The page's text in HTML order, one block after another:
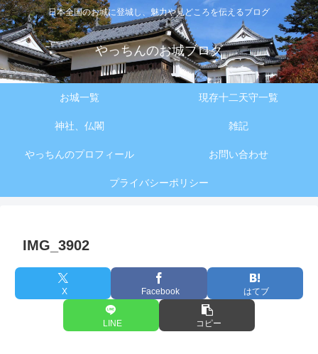
日本全国のお城に登城し、魅力や見どころを伝えるブログ
やっちんのお城ブログ
お城一覧 現存十二天守一覧
神社、仏閣 雑記
やっちんのプロフィール お問い合わせ
プライバシーポリシー
IMG_3902
X Facebook はてブ
LINE コピー